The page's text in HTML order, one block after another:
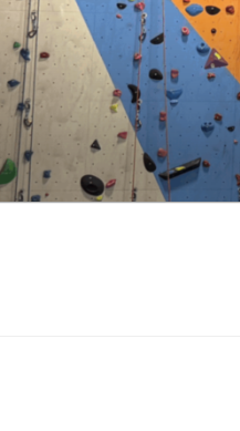
Aller
au
contenu
principal